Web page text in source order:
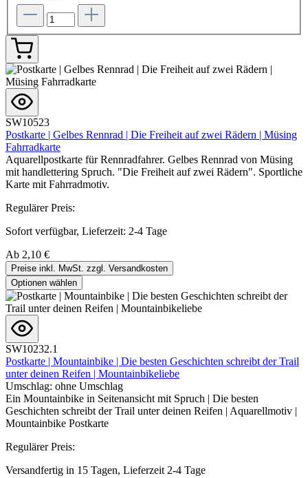
SW10523
Postkarte | Gelbes Rennrad | Die Freiheit auf zwei Rädern | Müsing
Fahrradkarte
Aquarellpostkarte für Rennradfahrer. Gelbes Rennrad von Müsing
mit handlettering Spruch. "Die Freiheit auf zwei Rädern". Sportliche
Karte mit Fahrradmotiv.
Regulärer Preis:
Sofort verfügbar, Lieferzeit: 2-4 Tage
Ab 2,10 €
Preise inkl. MwSt. zzgl. Versandkosten
Optionen wählen
SW10232.1
Postkarte | Mountainbike | Die besten Geschichten schreibt der Trail
unter deinen Reifen | Mountainbikeliebe
Umschlag: ohne Umschlag
Ein Mountainbike in Seitenansicht mit Spruch | Die besten
Geschichten schreibt der Trail unter deinen Reifen | Aquarellmotiv |
Mountainbike Postkarte
Regulärer Preis:
Versandfertig in 15 Tagen, Lieferzeit 2-4 Tage